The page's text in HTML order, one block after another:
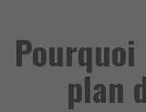
plan